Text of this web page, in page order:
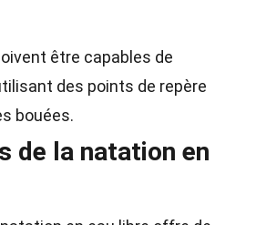
être capables de
des points de repère
bouées.
de la natation en